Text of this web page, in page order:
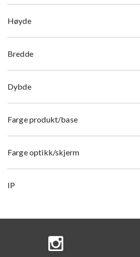
Høyde
Bredde
Dybde
Farge produkt/base
Farge optikk/skjerm
IP